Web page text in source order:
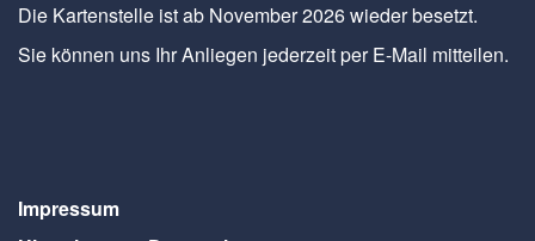
Die Kartenstelle ist ab November 2026 wieder besetzt.
Sie können uns Ihr Anliegen jederzeit per E-Mail mitteilen.
Impressum